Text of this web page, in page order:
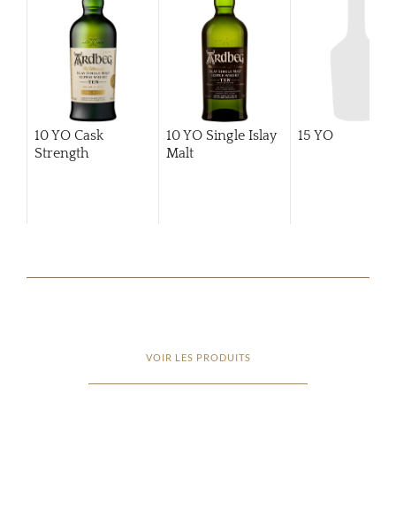
10 YO Cask
Strength
10 YO Single Islay
Malt
15 YO
VOIR LES PRODUITS